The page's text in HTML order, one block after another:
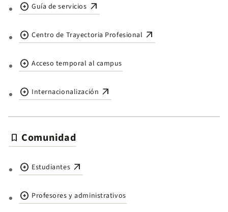
arrow_circle_right Guía de servicios arrow_outward
arrow_circle_right Centro de Trayectoria Profesional arrow_outward
arrow_circle_right Acceso temporal al campus
arrow_circle_right Internacionalización arrow_outward
bookmark Comunidad
arrow_circle_right Estudiantes arrow_outward
arrow_circle_right Profesores y administrativos